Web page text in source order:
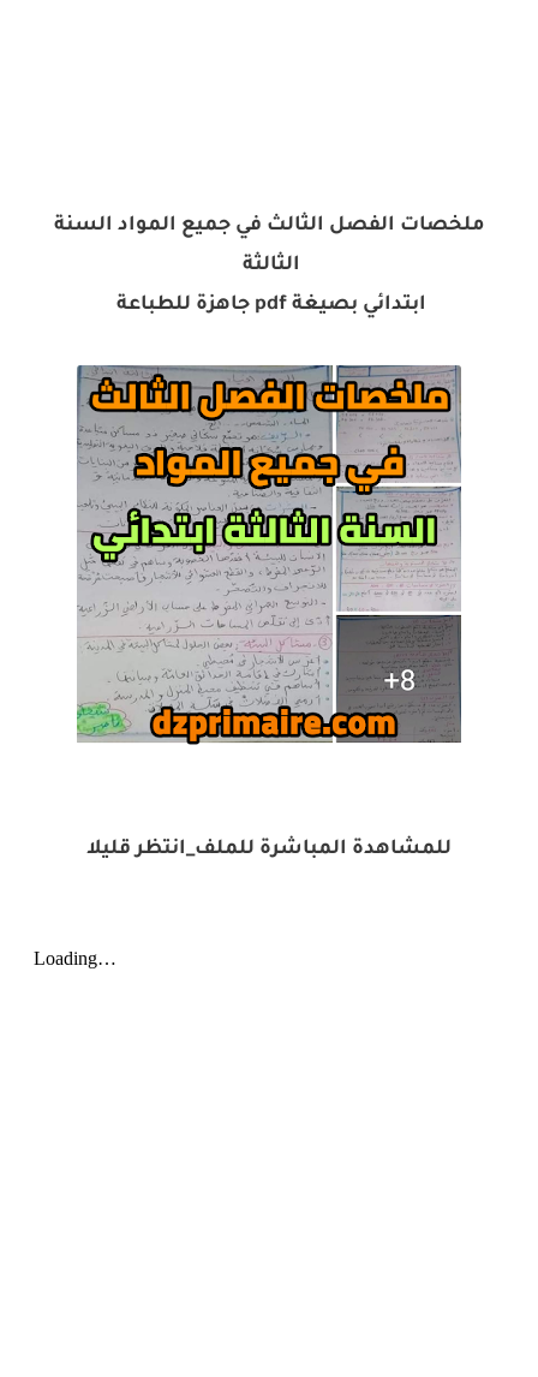
ملخصات الفصل الثالث في جميع المواد السنة
الثالثة
ابتدائي بصيغة pdf جاهزة للطباعة
للمشاهدة المباشرة للملف_انتظر قليلا